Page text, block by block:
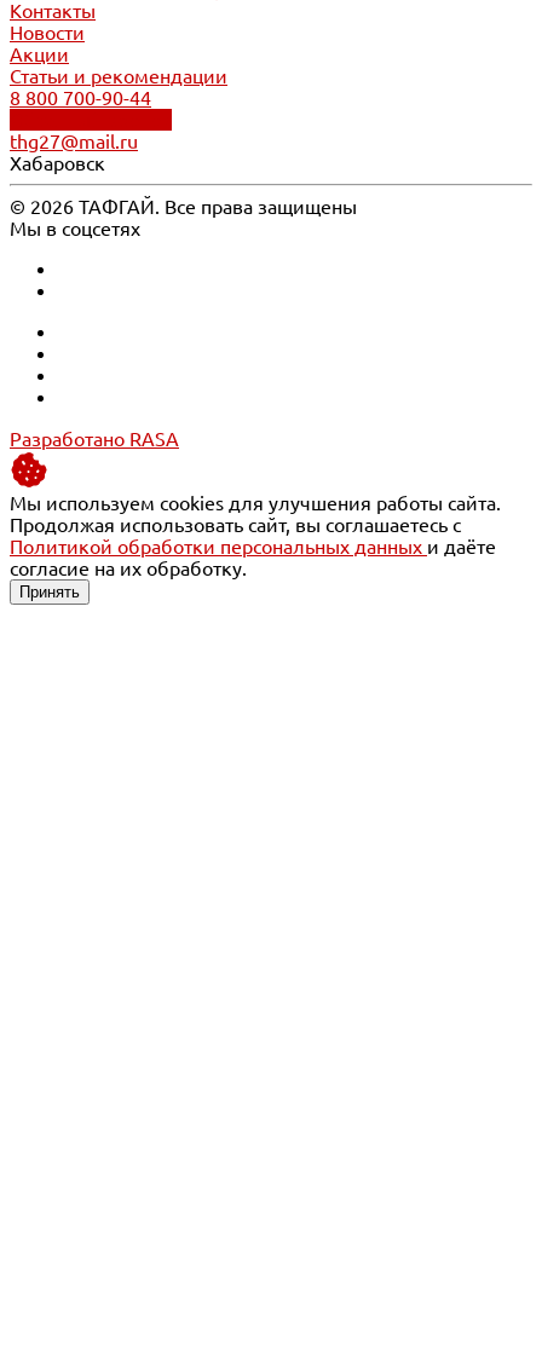
Контакты
Новости
Акции
Статьи и рекомендации
8 800 700-90-44
thg27@mail.ru
Хабаровск
© 2026 ТАФГАЙ. Все права защищены
Мы в соцсетях
Разработано RASA
Мы используем cookies для улучшения работы сайта.
Продолжая использовать сайт, вы соглашаетесь с
Политикой обработки персональных данных и даёте
согласие на их обработку.
Принять